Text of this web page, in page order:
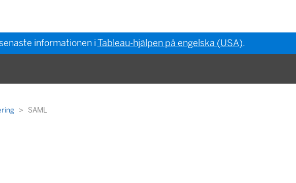
informationen iTableau-hjälpen på engelska (USA).
SAML